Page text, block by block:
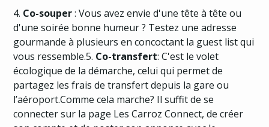
4. Co-souper: Vous avez envie d'une tête à tête ou
d'une soirée bonne humeur ? Testez une adresse
gourmande à plusieurs en concoctant la guest list qui
vous ressemble.5. Co-transfert: C'est le volet
écologique de la démarche, celui qui permet de
partagez les frais de transfert depuis la gare ou
l’aéroport.Comme cela marche? Il suffit de se
connecter sur la page Les Carroz Connect, de créer